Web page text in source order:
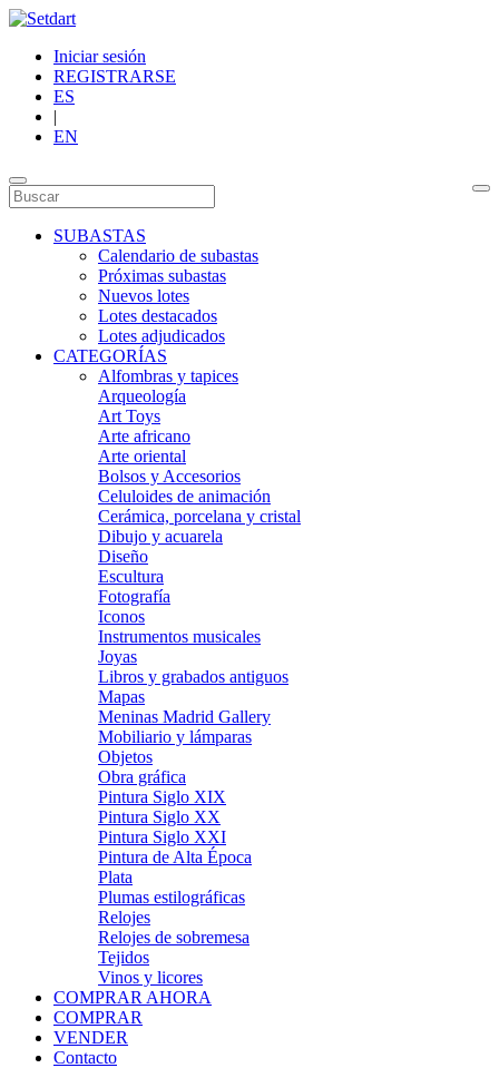
Iniciar sesión
REGISTRARSE
ES
|
EN
SUBASTAS
Calendario de subastas
Próximas subastas
Nuevos lotes
Lotes destacados
Lotes adjudicados
CATEGORÍAS
Alfombras y tapices
Arqueología
Art Toys
Arte africano
Arte oriental
Bolsos y Accesorios
Celuloides de animación
Cerámica, porcelana y cristal
Dibujo y acuarela
Diseño
Escultura
Fotografía
Iconos
Instrumentos musicales
Joyas
Libros y grabados antiguos
Mapas
Meninas Madrid Gallery
Mobiliario y lámparas
Objetos
Obra gráfica
Pintura Siglo XIX
Pintura Siglo XX
Pintura Siglo XXI
Pintura de Alta Época
Plata
Plumas estilográficas
Relojes
Relojes de sobremesa
Tejidos
Vinos y licores
COMPRAR AHORA
COMPRAR
VENDER
Contacto